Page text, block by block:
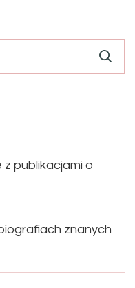
publikacjami o
znanych